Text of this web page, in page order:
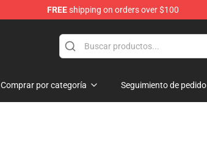
FREEshipping on orders over $100
Comprar por categoría Seguimiento de pedido